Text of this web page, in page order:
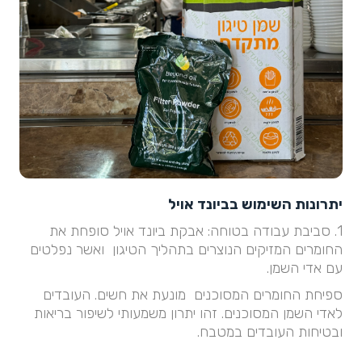
יתרונות השימוש בביונד אויל
1. סביבת עבודה בטוחה: אבקת ביונד אויל סופחת את
החומרים המזיקים הנוצרים בתהליך הטיגון ואשר נפלטים
עם אדי השמן.
ספיחת החומרים המסוכנים מונעת את חשים. העובדים
לאדי השמן המסוכנים. זהו יתרון משמעותי לשיפור בריאות
ובטיחות העובדים במטבח.